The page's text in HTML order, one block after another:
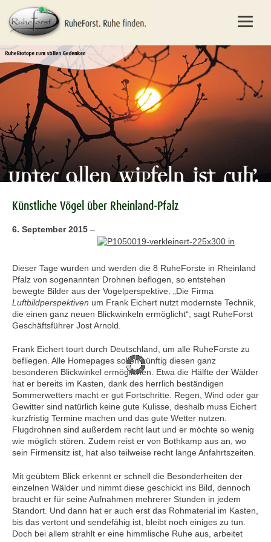
Künstliche Vögel über Rheinland-Pfalz
6. September 2015 –
Dieser Tage wurden und werden die 8 RuheForste in Rheinland
Pfalz von sogenannten Drohnen beflogen, so entstehen
bewegte Bilder aus der Vogelperspektive. „Die Firma
Luftbildperspektiven um Frank Eichert nutzt modernste Technik,
die einen ganz neuen Blickwinkeln ermöglicht“, sagt RuheForst
Geschäftsführer Jost Arnold.
Frank Eichert tourt durch Deutschland, um alle RuheForste zu
befliegen. Alle Homepages sollen künftig diesen ganz
besonderen Blickwinkel ermöglichen. Etwa die Hälfte der Wälder
hat er bereits im Kasten, dank des herrlich beständigen
Sommerwetters macht er gut Fortschritte. Regen, Wind oder gar
Gewitter sind natürlich keine gute Kulisse, deshalb muss Eichert
kurzfristig Termine machen und das gute Wetter nutzen.
Flugdrohnen sind außerdem recht laut und er möchte so wenig
wie möglich stören. Zudem reist er von Bothkamp aus an, wo
sein Firmensitz ist, hat also teilweise recht lange Anfahrtszeiten.
Mit geübtem Blick erkennt er schnell die Besonderheiten der
einzelnen Wälder und nimmt diese geschickt ins Bild, dennoch
braucht er für seine Aufnahmen mehrerer Stunden in jedem
Standort. Und dann hat er auch erst das Rohmaterial im Kasten,
bis das vertont und sendefähig ist, bleibt noch einiges zu tun.
Doch bei allem strahlt er eine himmlische Ruhe aus, arbeitet